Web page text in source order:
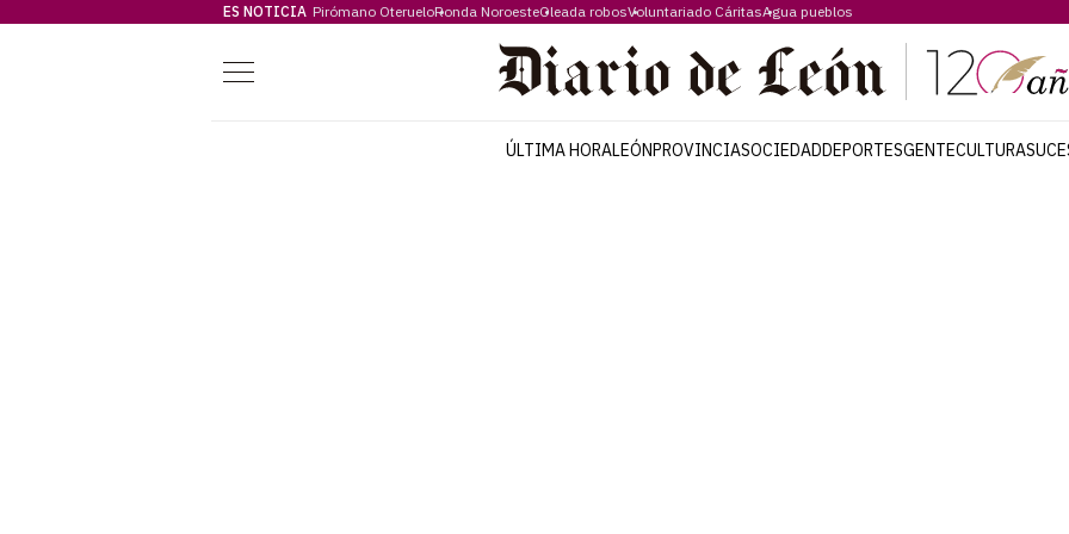
ES NOTICIA Pirómano OterueloRonda NoroesteOleada robosVoluntariado CáritasAgua pueblos
Menú
ÚLTIMA HORALEÓNPROVINCIASOCIEDADDEPORTESGENTECULTURA